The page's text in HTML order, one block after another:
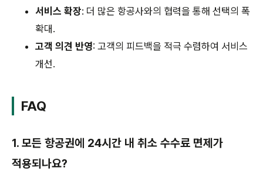
서비스 확장: 더 많은 항공사와의 협력을 통해 선택의 폭
확대.
고객 의견 반영: 고객의 피드백을 적극 수렴하여 서비스
개선.
FAQ
1. 모든 항공권에 24시간 내 취소 수수료 면제가
적용되나요?